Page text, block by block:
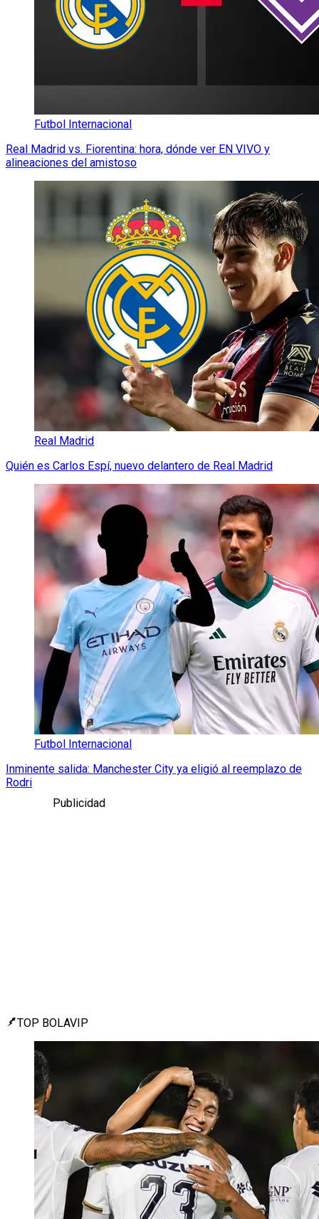
Futbol Internacional
Real Madrid vs. Fiorentina: hora, dónde ver EN VIVO y
alineaciones del amistoso
Real Madrid
Quién es Carlos Espí, nuevo delantero de Real Madrid
Futbol Internacional
Inminente salida: Manchester City ya eligió al reemplazo de
Rodri
Publicidad
TOP BOLAVIP